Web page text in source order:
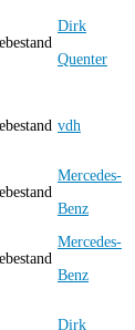
Dirk
Quenter
vdh
Mercedes-
Benz
Mercedes-
Benz
Dirk